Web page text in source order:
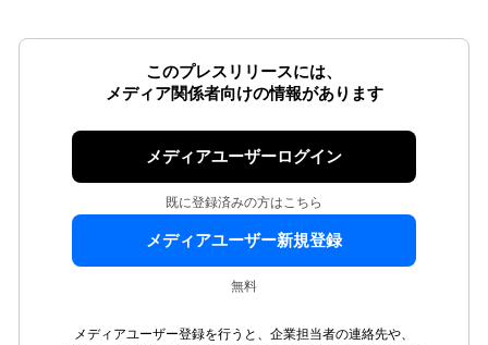
このプレスリリースには、
メディア関係者向けの情報があります
メディアユーザーログイン
既に登録済みの方はこちら
メディアユーザー新規登録
無料
メディアユーザー登録を行うと、企業担当者の連絡先や、